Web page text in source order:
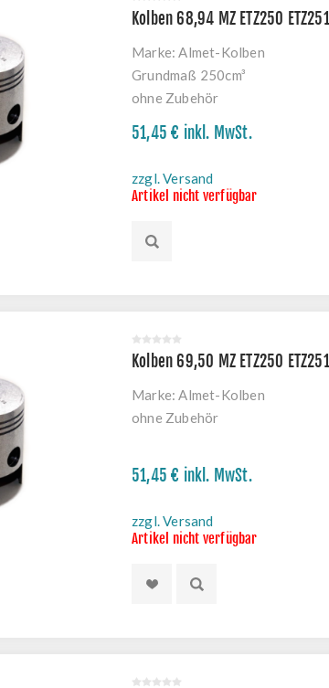
Kolben 68,94 MZ ETZ250
Marke: Almet-Kolben
Grundmaß 250cm³
ohne Zubehör
51,45 € inkl. MwSt.
zzgl. Versand
Artikel nicht verfügbar
Kolben 69,50 MZ ETZ250
Marke: Almet-Kolben
ohne Zubehör
51,45 € inkl. MwSt.
zzgl. Versand
Artikel nicht verfügbar